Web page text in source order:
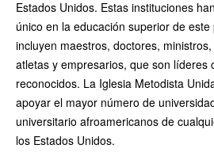
Estados Unidos. Estas instituciones
único en la educación superior de
incluyen maestros, doctores,
atletas y empresarios, que son líderes
reconocidos. La Iglesia Metodista
apoyar el mayor número de
universitario afroamericanos de
los Estados Unidos.